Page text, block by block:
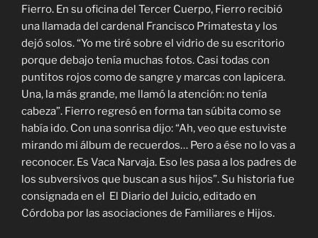
Fierro. En su oficina del Tercer Cuerpo, Fierro recibió
una llamada del cardenal Francisco Primatesta y los
dejó solos. “Yo me tiré sobre el vidrio de su escritorio
porque debajo tenía muchas fotos. Casi todas con
puntitos rojos como de sangre y marcas con lapicera.
Una, la más grande, me llamó la atención: no tenía
cabeza”. Fierro regresó en forma tan súbita como se
había ido. Con una sonrisa dijo: “Ah, veo que estuviste
mirando mi álbum de recuerdos… Pero a ése no lo vas a
reconocer. Es Vaca Narvaja. Eso les pasa a los padres de
los subversivos que buscan a sus hijos”. Su historia fue
consignada en el El Diario del Juicio, editado en
Córdoba por las asociaciones de Familiares e Hijos.